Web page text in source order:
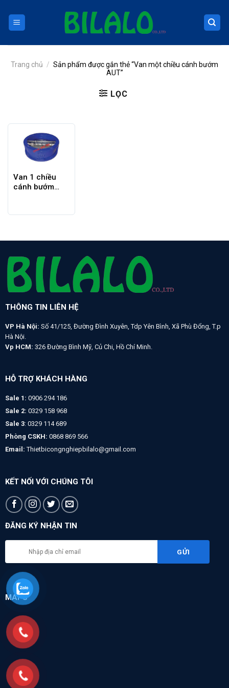
content
Trang chủ / Sản phẩm được gắn thẻ “Van một chiều cánh bướm
AUT”
LỌC
Van 1 chiều
cánh bướm
THÔNG TIN LIÊN HỆ
VP Hà Nội: Số 41/125, Đường Đình Xuyên, Tdp Yên Bình, Xã Phù Đổng, T.p
Hà Nội.
Vp HCM: 326 Đường Bình Mỹ, Củ Chi, Hồ Chí Minh.
HỖ TRỢ KHÁCH HÀNG
Sale 1: 0906 294 186
Sale 2: 0329 158 968
Sale 3: 0329 114 689
Phòng CSKH: 0868 869 566
Email: Thietbicongnghiepbilalo@gmail.com
KẾT NỐI VỚI CHÚNG TÔI
ĐĂNG KÝ NHẬN TIN
MAPS